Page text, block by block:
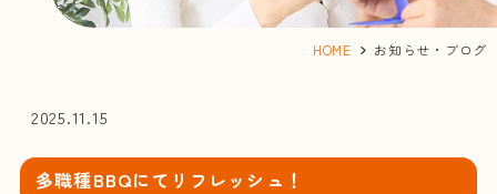
HOME お知らせ・ブログ
2025.11.15
多職種BBQにてリフレッシュ！